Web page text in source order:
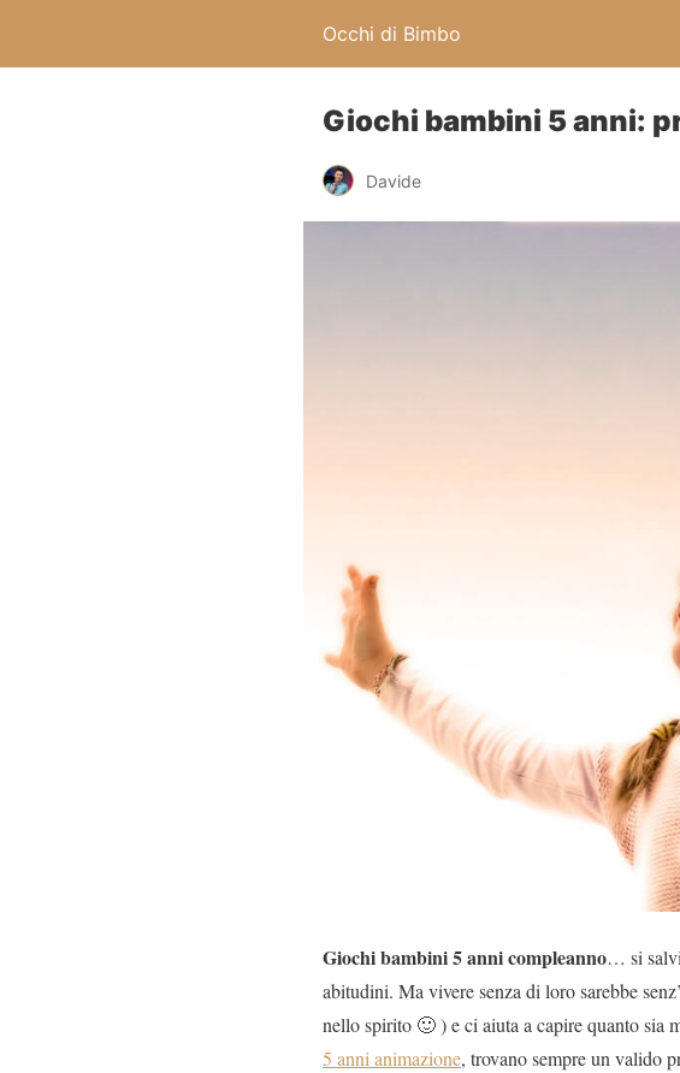
Occhi di Bimbo
Giochi bambini 5 anni:
Davide
Giochi bambini 5 anni compleanno… si
abitudini. Ma vivere senza di loro sarebbe
nello spirito 🙂 ) e ci aiuta a capire quanto sia
5 anni animazione, trovano sempre un valido